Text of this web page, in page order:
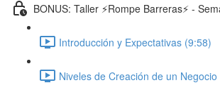
BONUS: Taller ⚡️Rompe Barreras⚡️ -
Introducción y Expectativas (9:58)
Niveles de Creación de un